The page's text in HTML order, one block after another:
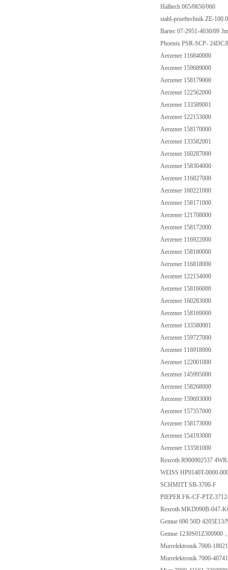
Halltech 065/0650/060
stahl-prueftechnik ZE-
Bartec 07-2951-4030/09
Phoenix PSR-SCP-
Aerzener 116840000
Aerzener 159689000
Aerzener 158179000
Aerzener 122562000
Aerzener 133589001
Aerzener 122153000
Aerzener 158170000
Aerzener 133582001
Aerzener 160287000
Aerzener 158304000
Aerzener 116827000
Aerzener 160221000
Aerzener 158171000
Aerzener 121708000
Aerzener 158172000
Aerzener 116922000
Aerzener 158180000
Aerzener 116818000
Aerzener 122154000
Aerzener 158166000
Aerzener 160283000
Aerzener 158169000
Aerzener 133580001
Aerzener 159727000
Aerzener 116918000
Aerzener 122001000
Aerzener 145995000
Aerzener 158268000
Aerzener 159693000
Aerzener 157357000
Aerzener 158173000
Aerzener 154193000
Aerzener 133581000
Rexroth R900902537
WEISS HP0140T-0000-
SCHMITT SB-3700-F
PIEPER FK-CF-PTZ-
Rexroth MKD090B-047-
Gemue 690 50D
Gemue
Murrelektronik 7000-
Murrelektronik 7000-